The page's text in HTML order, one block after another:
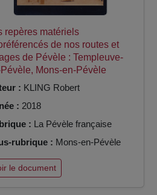
repères matériels
de nos routes et
de Pévèle : Templeuve-
Mons-en-Pévèle
: KLING Robert
: 2018
: La Pévèle française
rubrique : Mons-en-Pévèle
le document